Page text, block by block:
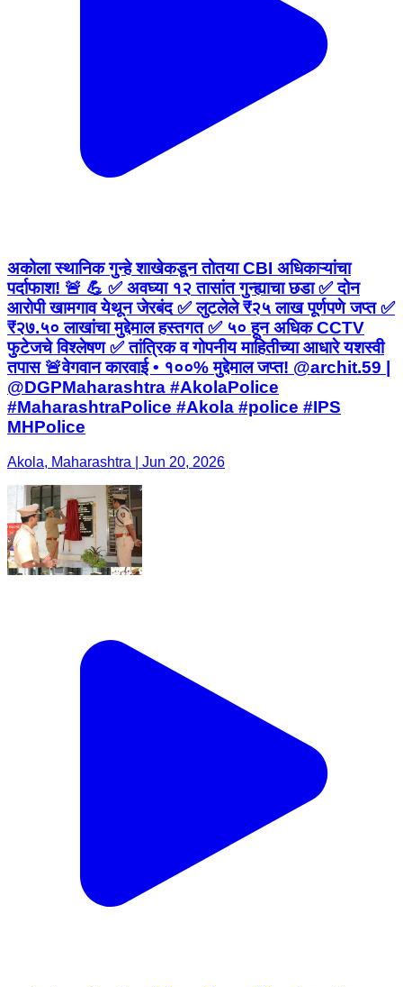
अकोला स्थानिक गुन्हे शाखेकडून तोतया CBI अधिकाऱ्यांचा
पर्दाफाश! 🚨 💪 ✅ अवघ्या १२ तासांत गुन्ह्याचा छडा ✅ दोन
आरोपी खामगाव येथून जेरबंद ✅ लुटलेले ₹२५ लाख पूर्णपणे जप्त ✅
₹२७.५० लाखांचा मुद्देमाल हस्तगत ✅ ५० हून अधिक CCTV
फुटेजचे विश्लेषण ✅ तांत्रिक व गोपनीय माहितीच्या आधारे यशस्वी
तपास 🚨वेगवान कारवाई • १००% मुद्देमाल जप्त! @archit.59 |
@DGPMaharashtra #AkolaPolice
#MaharashtraPolice #Akola #police #IPS
MHPolice
Akola, Maharashtra | Jun 20, 2026